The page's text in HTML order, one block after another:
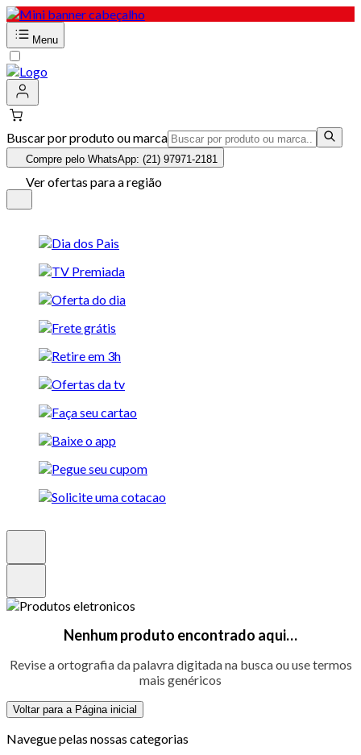
Menu
Buscar por produto ou marca
Compre pelo WhatsApp: (21) 97971-2181
Ver ofertas para a região
Nenhum produto encontrado aqui…
Revise a ortografia da palavra digitada na busca ou use termos
mais genéricos
Voltar para a Página inicial
Navegue pelas nossas categorias